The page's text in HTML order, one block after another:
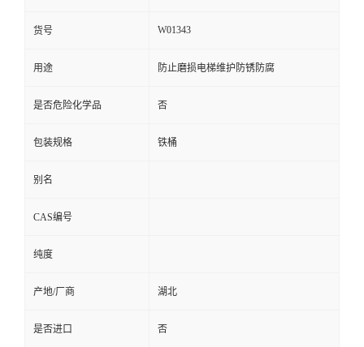
货号 W01343
用途 防止磨损电梯维护防锈防腐
是否危险化学品 否
包装规格 铁桶
别名
CAS编号
纯度
产地/厂商 湖北
是否进口 否